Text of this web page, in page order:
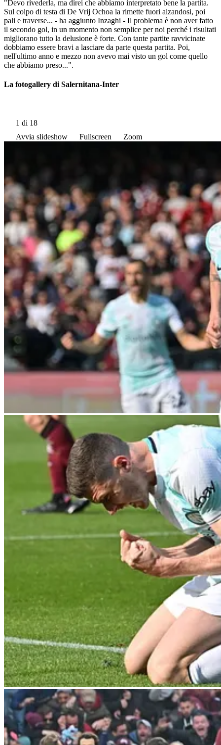
"Devo rivederla, ma direi che abbiamo interpretato bene la partita.
Sul colpo di testa di De Vrij Ochoa la rimette fuori alzandosi, poi
pali e traverse... - ha aggiunto Inzaghi - Il problema è non aver fatto
il secondo gol, in un momento non semplice per noi perché i risultati
migliorano tutto la delusione è forte. Con tante partite ravvicinate
dobbiamo essere bravi a lasciare da parte questa partita. Poi,
nell'ultimo anno e mezzo non avevo mai visto un gol come quello
che abbiamo preso...".
La fotogallery di Salernitana-Inter
1 di 18
Avvia slideshow
Fullscreen Zoom